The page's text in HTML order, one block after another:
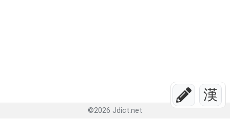
漢
©2026 Jdict.net